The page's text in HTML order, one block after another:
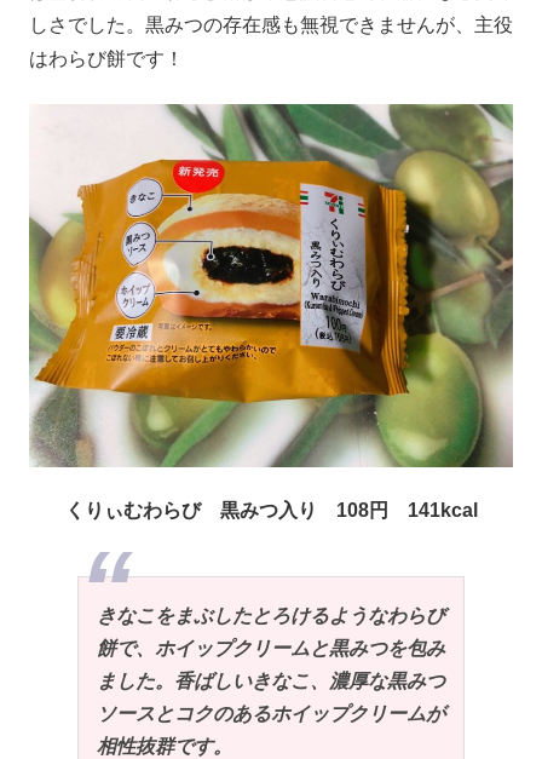
しさでした。黒みつの存在感も無視できませんが、主役
はわらび餅です！
くりぃむわらび 黒みつ入り 108円 141kcal
きなこをまぶしたとろけるようなわらび
餅で、ホイップクリームと黒みつを包み
ました。香ばしいきなこ、濃厚な黒みつ
ソースとコクのあるホイップクリームが
相性抜群です。